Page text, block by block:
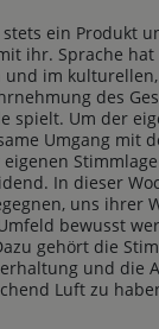
ein Produkt
ihr. Sprache
im
des
spielt. Um der
Umgang mit
In dieser
uns ihrer
bewusst
gehört die
und die
Luft zu